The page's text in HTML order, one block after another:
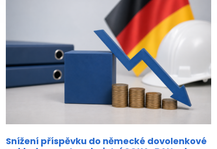
Snížení příspěvku do německé dovolenkové